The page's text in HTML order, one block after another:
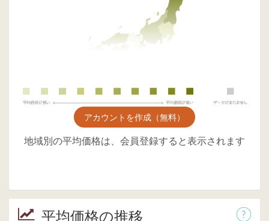
アカウントを作成（無料）
地域別の平均価格は、会員登録すると表示されます
平均価格の推移